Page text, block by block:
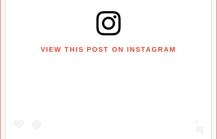
VIEW THIS POST ON INSTAGRAM